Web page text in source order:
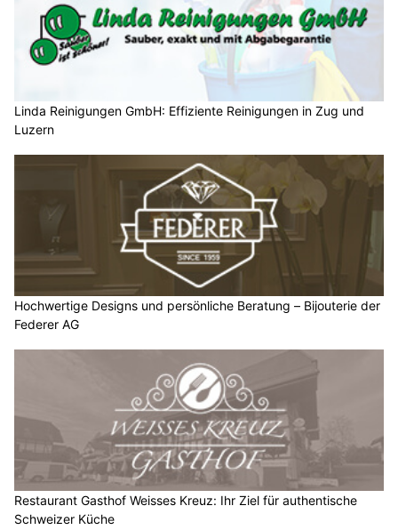
Linda Reinigungen GmbH: Effiziente Reinigungen in Zug und
Luzern
Hochwertige Designs und persönliche Beratung – Bijouterie der
Federer AG
Restaurant Gasthof Weisses Kreuz: Ihr Ziel für authentische
Schweizer Küche